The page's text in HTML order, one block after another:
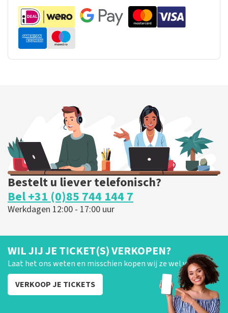
Bestelt u liever telefonisch?
Bel +31 (0)85 744 144 7
Werkdagen 12:00 - 17:00 uur
WIL JIJ JE TICKET(S) VERKOPEN?
Laat het ons weten en misschien kopen wij ze wel van je!
VERKOOP JE TICKETS